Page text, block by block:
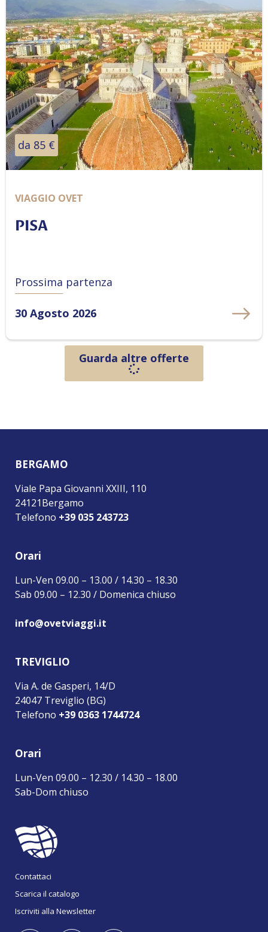
da 85 €
VIAGGIO OVET
PISA
Prossima partenza
30 Agosto 2026
Guarda altre offerte
BERGAMO
Viale Papa Giovanni XXIII, 110
24121Bergamo
Telefono +39 035 243723
Orari
Lun-Ven 09.00 – 13.00 / 14.30 – 18.30
Sab 09.00 – 12.30 / Domenica chiuso
info@ovetviaggi.it
TREVIGLIO
Via A. de Gasperi, 14/D
24047 Treviglio (BG)
Telefono +39 0363 1744724
Orari
Lun-Ven 09.00 – 12.30 / 14.30 – 18.00
Sab-Dom chiuso
Contattaci
Scarica il catalogo
Iscriviti alla Newsletter